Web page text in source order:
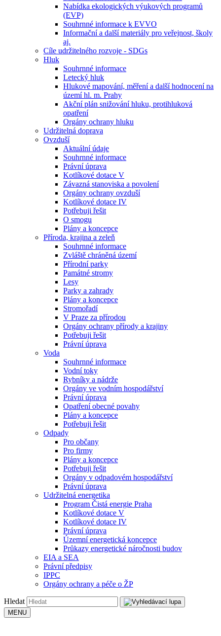
Nabídka ekologických výukových programů
(EVP)
Souhrnné informace k EVVO
Informační a další materiály pro veřejnost, školy
aj.
Cíle udržitelného rozvoje - SDGs
Hluk
Souhrnné informace
Letecký hluk
Hlukové mapování, měření a další hodnocení na
území hl. m. Prahy
Akční plán snižování hluku, protihluková
opatření
Orgány ochrany hluku
Udržitelná doprava
Ovzduší
Aktuální údaje
Souhrnné informace
Právní úprava
Kotlíkové dotace V
Závazná stanoviska a povolení
Orgány ochrany ovzduší
Kotlíkové dotace IV
Potřebuji řešit
O smogu
Plány a koncepce
Příroda, krajina a zeleň
Souhrnné informace
Zvláště chráněná území
Přírodní parky
Památné stromy
Lesy
Parky a zahrady
Plány a koncepce
Stromořadí
V Praze za přírodou
Orgány ochrany přírody a krajiny
Potřebuji řešit
Právní úprava
Voda
Souhrnné informace
Vodní toky
Rybníky a nádrže
Orgány ve vodním hospodářství
Právní úprava
Opatření obecné povahy
Plány a koncepce
Potřebuji řešit
Odpady
Pro občany
Pro firmy
Plány a koncepce
Potřebuji řešit
Orgány v odpadovém hospodářství
Právní úprava
Udržitelná energetika
Program Čistá energie Praha
Kotlíkové dotace V
Kotlíkové dotace IV
Právní úprava
Územní energetická koncepce
Průkazy energetické náročnosti budov
EIA a SEA
Právní předpisy
IPPC
Orgány ochrany a péče o ŽP
Hledat
MENU